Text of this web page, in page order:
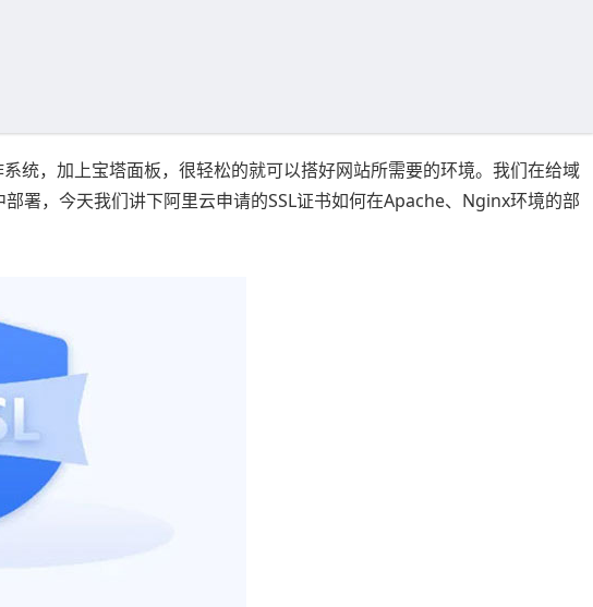
统，加上宝塔面板，很轻松的就可以搭好网站所需要的环境。我们在给域
署，今天我们讲下阿里云申请的SSL证书如何在Apache、Nginx环境的部